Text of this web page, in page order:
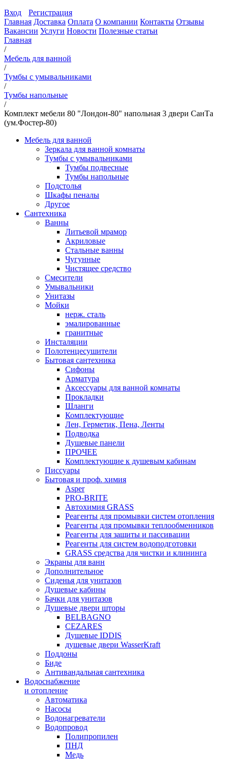
Вход
Регистрация
Главная Доставка Оплата О компании Контакты Отзывы
Вакансии Услуги Новости Полезные статьи
Главная
/
Мебель для ванной
/
Тумбы с умывальниками
/
Тумбы напольные
/
Комплект мебели 80 "Лондон-80" напольная 3 двери СанТа
(ум.Фостер-80)
Мебель для ванной
Зеркала для ванной комнаты
Тумбы с умывальниками
Тумбы подвесные
Тумбы напольные
Подстолья
Шкафы пеналы
Другое
Сантехника
Ванны
Литьевой мрамор
Акриловые
Стальные ванны
Чугунные
Чистящее средство
Смесители
Умывальники
Унитазы
Мойки
нерж. сталь
эмалированные
гранитные
Инсталяции
Полотенцесушители
Бытовая сантехника
Сифоны
Арматура
Аксессуары для ванной комнаты
Прокладки
Шланги
Комплектующие
Лен, Герметик, Пена, Ленты
Подводка
Душевые панели
ПРОЧЕЕ
Комплектующие к душевым кабинам
Писсуары
Бытовая и проф. химия
Asper
PRO-BRITE
Автохимия GRASS
Реагенты для промывки систем отопления
Реагенты для промывки теплообменников
Реагенты для защиты и пассивации
Реагенты для систем водоподготовки
GRASS средства для чистки и клининга
Экраны для ванн
Дополнительное
Сиденья для унитазов
Душевые кабины
Бачки для унитазов
Душевые двери шторы
BELBAGNO
CEZARES
Душевые IDDIS
душевые двери WasserKraft
Поддоны
Биде
Антивандальная сантехника
Водоснабжение
и отопление
Автоматика
Насосы
Водонагреватели
Водопровод
Полипропилен
ПНД
Медь